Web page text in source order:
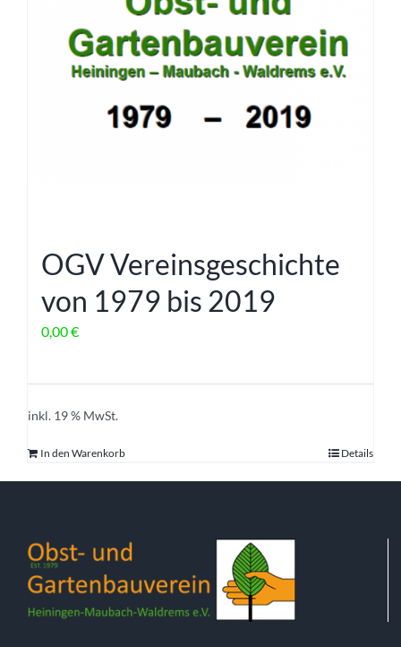
OGV Vereinsgeschichte
von 1979 bis 2019
0,00€
inkl. 19 % MwSt.
In den Warenkorb Details